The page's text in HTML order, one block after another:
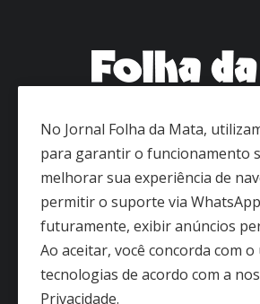
Com mais de 60 anos de
uma referência em
Mineira. Fundado em 1963
da Mata conquistou a
um dos jornais mais antigos
interior de Minas Gerais.
No Jornal Folha da Mata,
para garantir o funcionamento
melhorar sua experiência de
permitir o suporte via
futuramente, exibir anúncios
Ao aceitar, você concorda com o
tecnologias de acordo com a
Privacidade.